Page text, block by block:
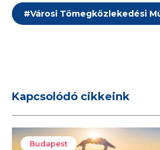
#Városi Tömegközlekedési
Kapcsolódó cikkeink
Budapest